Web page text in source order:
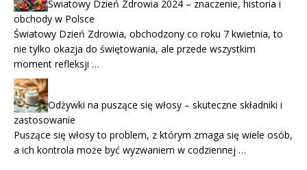
Światowy Dzień Zdrowia 2024 – znaczenie, historia i
obchody w Polsce
Światowy Dzień Zdrowia, obchodzony co roku 7 kwietnia, to
nie tylko okazja do świętowania, ale przede wszystkim
moment refleksji …
Odżywki na puszące się włosy – skuteczne składniki i
zastosowanie
Puszące się włosy to problem, z którym zmaga się wiele osób,
a ich kontrola może być wyzwaniem w codziennej …